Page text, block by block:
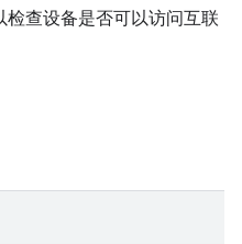
查设备是否可以访问互联